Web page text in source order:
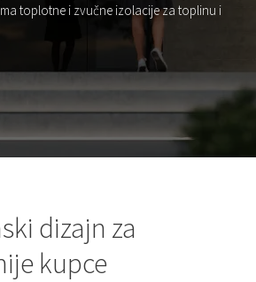
toplotne i zvučne izolacije za toplinu i
dizajn za
kupce